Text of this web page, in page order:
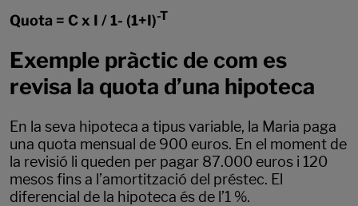
Quota = C x I / 1- (1+I)-T
Exemple pràctic de com es
revisa la quota d’una hipoteca
En la seva hipoteca a tipus variable, la Maria paga
una quota mensual de 900 euros. En el moment de
la revisió li queden per pagar 87.000 euros i 120
mesos fins a l’amortització del préstec. El
diferencial de la hipoteca és de l’1 %.